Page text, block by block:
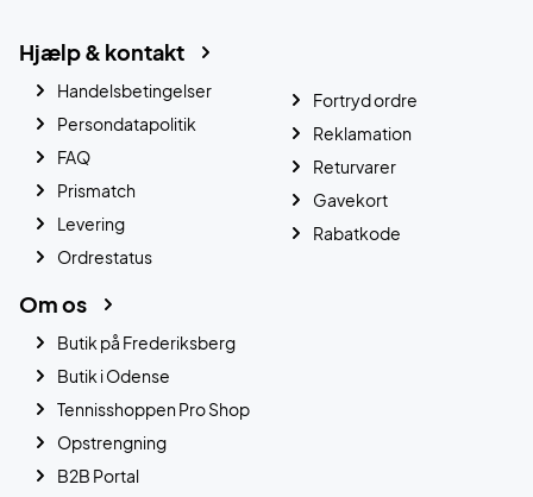
Hjælp & kontakt
Handelsbetingelser
Persondatapolitik
FAQ
Prismatch
Levering
Ordrestatus
Fortryd ordre
Reklamation
Returvarer
Gavekort
Rabatkode
Om os
Butik på Frederiksberg
Butik i Odense
Tennisshoppen Pro Shop
Opstrengning
B2B Portal